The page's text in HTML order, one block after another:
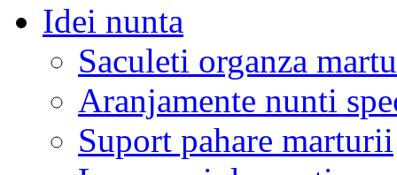
Idei nunta
Saculeti organza
Aranjamente nunti
Suport pahare marturii